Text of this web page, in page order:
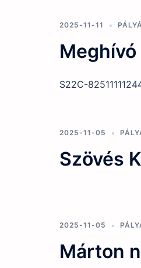
2025-11-11
S22C-
2025-11-05
Szövés
2025-11-05
Márton